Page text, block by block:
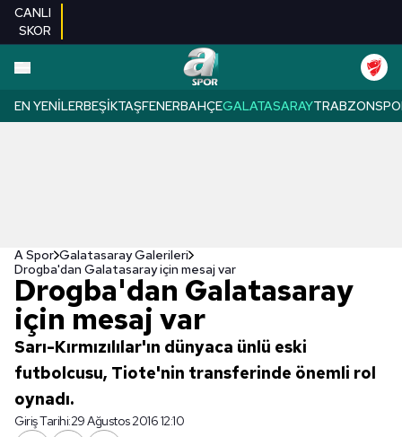
CANLI
SKOR
EN YENILERBEŞIKTAŞFENERBAHÇEGALATASARAY
A Spor Galatasaray Galerileri
Drogba'dan Galatasaray için mesaj var
Drogba'dan Galatasaray
için mesaj var
Sarı-Kırmızılılar'ın dünyaca ünlü eski
futbolcusu, Tiote'nin transferinde önemli rol
oynadı.
Giriş Tarihi:29 Ağustos 2016 12:10